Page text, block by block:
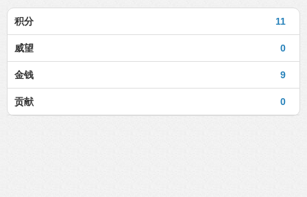
11
积分
0
威望
9
金钱
0
贡献